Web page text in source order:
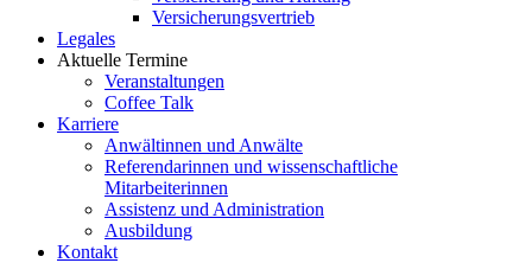
Versicherungsvertrieb
Legales
Aktuelle Termine
Veranstaltungen
Coffee Talk
Karriere
Anwältinnen und Anwälte
Referendarinnen und wissenschaftliche
Mitarbeiterinnen
Assistenz und Administration
Ausbildung
Kontakt